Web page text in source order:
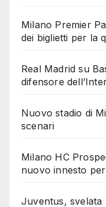
Milano Premier
dei biglietti per la
Real Madrid su
difensore
Nuovo stadio di
scenari
Milano HC
nuovo innesto
Juventus, svelata